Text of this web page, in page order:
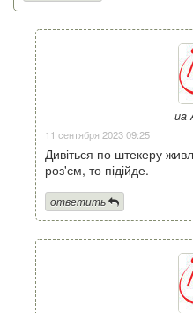
ua
11 сентября 2023 09:25
Дивіться по штекеру
роз'єм, то підійде.
ответить